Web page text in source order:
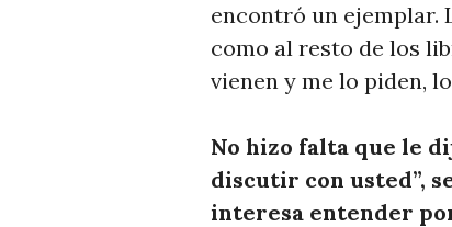
encontró un ejemplar.
como al resto de los
vienen y me lo piden,
No hizo falta que le
discutir con usted”,
interesa entender